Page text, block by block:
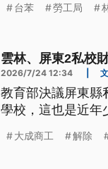
促公司、善盡雇主
台苯 勞工局
雲林、屏東2私校
2026/7/24 12:34
教育部決議屏東縣
學校，這也是近年
大成商工 解除